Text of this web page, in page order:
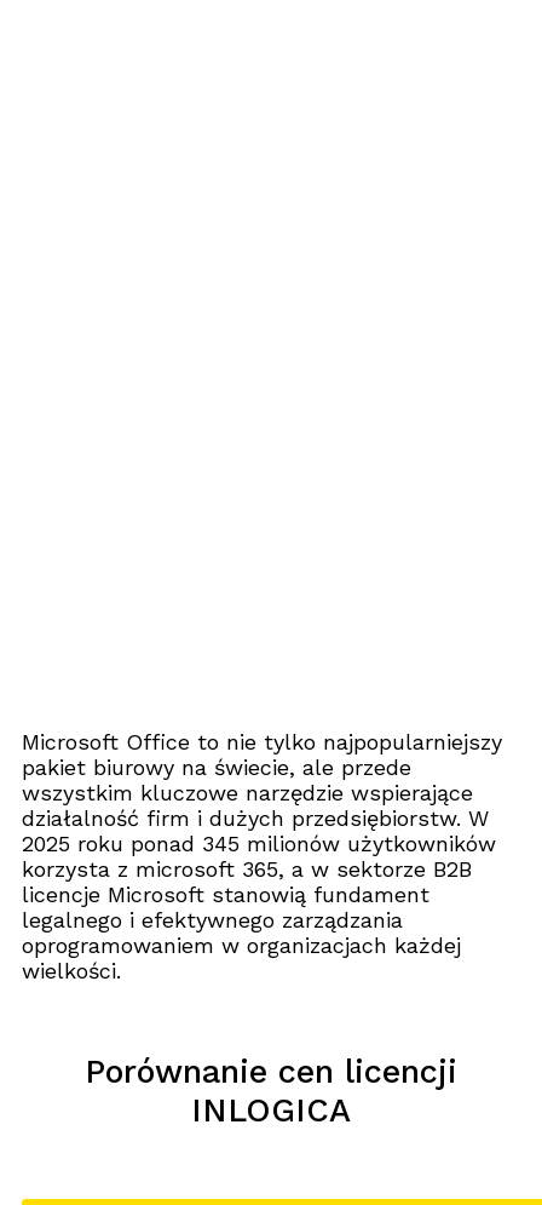
Microsoft Office to nie tylko najpopularniejszy
pakiet biurowy na świecie, ale przede
wszystkim kluczowe narzędzie wspierające
działalność firm i dużych przedsiębiorstw. W
2025 roku ponad 345 milionów użytkowników
korzysta z microsoft 365, a w sektorze B2B
licencje Microsoft stanowią fundament
legalnego i efektywnego zarządzania
oprogramowaniem w organizacjach każdej
wielkości.
Porównanie cen licencji
INLOGICA